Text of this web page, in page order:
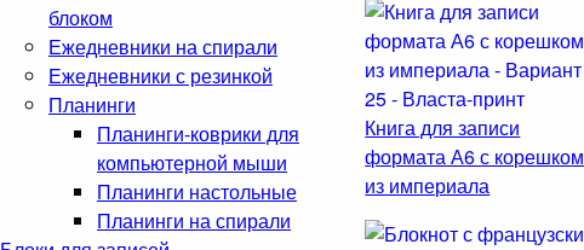
блоком
Ежедневники на спирали
Ежедневники с резинкой
Планинги
Планинги-коврики для
компьютерной мыши
Планинги настольные
Планинги на спирали
Книга для записи
формата А6 с корешком
из империала